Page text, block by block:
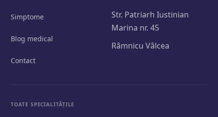
Simptome
Blog medical
Contact
Str. Patriarh Iustinian
Marina nr. 45
Râmnicu Vâlcea
TOATE SPECIALITĂȚILE